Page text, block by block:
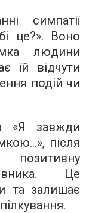
симпатії
це?». Воно
людини
їй відчути
подій чи
«Я завжди
після
Це
та залишає